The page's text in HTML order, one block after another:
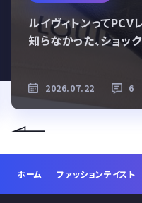
【悲報】令和の若者、
2026.07.27 9
ホーム ファッションテイスト